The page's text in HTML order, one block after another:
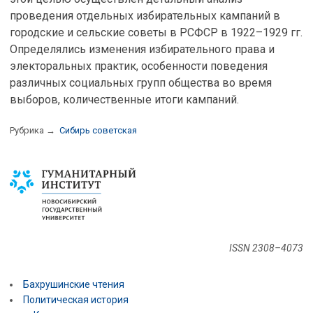
проведения отдельных избирательных кампаний в
городские и сельские советы в РСФСР в 1922–1929 гг.
Определялись изменения избирательного права и
электоральных практик, особенности поведения
различных социальных групп общества во время
выборов, количественные итоги кампаний.
Рубрика → Сибирь советская
ISSN 2308–4073
Бахрушинские чтения
Политическая история